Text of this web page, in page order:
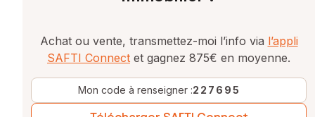
Achat ou vente, transmettez-moi l’info via l’appli
SAFTI Connect et gagnez 875€ en moyenne.
Mon code à renseigner :227695